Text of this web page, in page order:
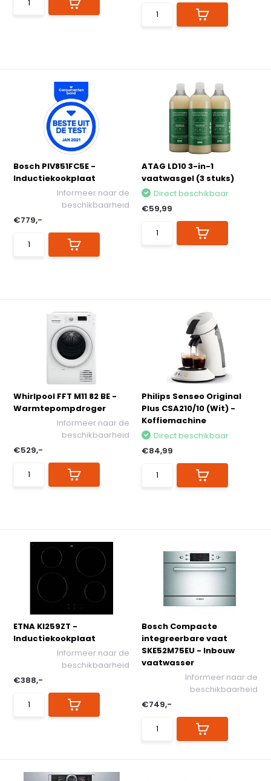
Bosch PIV851FC5E -
Inductiekookplaat
Informeer naar de
beschikbaarheid
€779,-
ATAG LD10 3-in-1
vaatwasgel (3 stuks)
Direct beschikbaar
€59,99
Whirlpool FFT M11 82 BE -
Warmtepompdroger
Informeer naar de
beschikbaarheid
€529,-
Philips Senseo Original
Plus CSA210/10 (Wit) -
Koffiemachine
Direct beschikbaar
€84,99
ETNA KI259ZT -
Inductiekookplaat
Informeer naar de
beschikbaarheid
€388,-
Bosch Compacte
integreerbare vaat
SKE52M75EU - Inbouw
vaatwasser
Informeer naar de
beschikbaarheid
€749,-